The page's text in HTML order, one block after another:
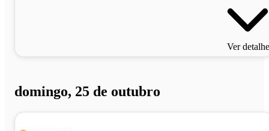
Ver
domingo, 25 de outubro